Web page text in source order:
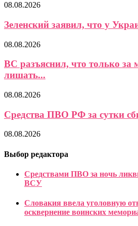
08.08.2026
Зеленский заявил, что у
08.08.2026
ВС разъяснил, что только
лишать...
08.08.2026
Средства ПВО РФ за сутки
08.08.2026
Выбор редактора
Средствами ПВО за ночь
ВСУ
Словакия ввела уголовную
осквернение воинских